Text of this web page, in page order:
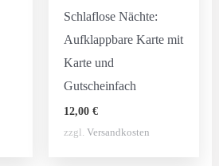
Schlaflose Nächte:
Aufklappbare Karte mit
Karte und
Gutscheinfach
12,00€
zzgl.Versandkosten